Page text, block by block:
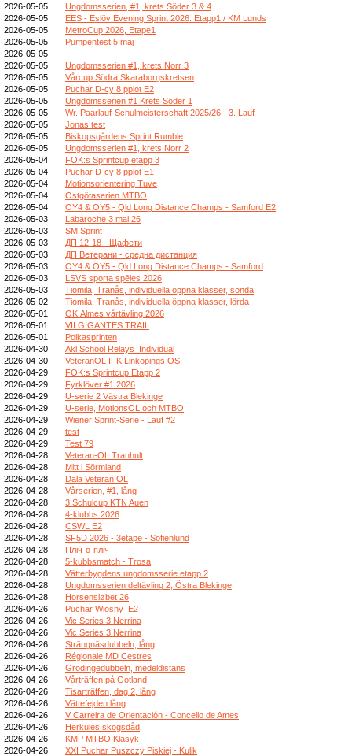
2026-05-05
Ungdomsserien, #1, krets Söder 3 & 4
2026-05-05
EES - Eslöv Evening Sprint 2026. Etapp1 / KM Lunds
2026-05-05
MetroCup 2026, Etape1
2026-05-05
Pumpentest 5 maj
2026-05-05
2026-05-05
Ungdomsserien #1, krets Norr 3
2026-05-05
Vårcup Södra Skaraborgskretsen
2026-05-05
Puchar D-cy 8 pplot E2
2026-05-05
Ungdomsserien #1 Krets Söder 1
2026-05-05
Wr. Paarlauf-Schulmeisterschaft 2025/26 - 3. Lauf
2026-05-05
Jonas test
2026-05-05
Biskopsgårdens Sprint Rumble
2026-05-05
Ungdomsserien #1, krets Norr 2
2026-05-04
FOK:s Sprintcup etapp 3
2026-05-04
Puchar D-cy 8 pplot E1
2026-05-04
Motionsorientering Tuve
2026-05-04
Östgötaserien MTBO
2026-05-04
OY4 & OY5 - Qld Long Distance Champs - Samford E2
2026-05-03
Labaroche 3 mai 26
2026-05-03
SM Sprint
2026-05-03
ДП 12-18 - Щафети
2026-05-03
ДП Ветерани - средна дистанция
2026-05-03
OY4 & OY5 - Qld Long Distance Champs - Samford
2026-05-03
LSVS sporta spēles 2026
2026-05-03
Tiomila, Tranås, individuella öppna klasser, sönda
2026-05-02
Tiomila, Tranås, individuella öppna klasser, lörda
2026-05-01
OK Älmes vårtävling 2026
2026-05-01
VII GIGANTES TRAIL
2026-05-01
Polkasprinten
2026-04-30
Akl School Relays_Individual
2026-04-30
VeteranOL IFK Linköpings OS
2026-04-29
FOK:s Sprintcup Etapp 2
2026-04-29
Fyrklöver #1 2026
2026-04-29
U-serie 2 Västra Blekinge
2026-04-29
U-serie, MotionsOL och MTBO
2026-04-29
Wiener Sprint-Serie - Lauf #2
2026-04-29
test
2026-04-29
Test 79
2026-04-28
Veteran-OL Tranhult
2026-04-28
Mitt i Sörmland
2026-04-28
Dala Veteran OL
2026-04-28
Vårserien, #1, lång
2026-04-28
3.Schulcup KTN Auen
2026-04-28
4-klubbs 2026
2026-04-28
CSWL E2
2026-04-28
SF5D 2026 - 3etape - Sofienlund
2026-04-28
Пліч-о-пліч
2026-04-28
5-kubbsmatch - Trosa
2026-04-28
Vätterbygdens ungdomsserie etapp 2
2026-04-28
Ungdomsserien deltävling 2, Östra Blekinge
2026-04-28
Horsensløbet 26
2026-04-26
Puchar Wiosny_E2
2026-04-26
Vic Series 3 Nerrina
2026-04-26
Vic Series 3 Nerrina
2026-04-26
Strängnäsdubbeln, lång
2026-04-26
Régionale MD Cestres
2026-04-26
Grödingedubbeln, medeldistans
2026-04-26
Vårträffen på Gotland
2026-04-26
Tisarträffen, dag 2, lång
2026-04-26
Vättefejden lång
2026-04-26
V Carreira de Orientación - Concello de Ames
2026-04-26
Herkules skogsdåd
2026-04-26
KMP MTBO Klasyk
2026-04-26
XXI Puchar Puszczy Piskiej - Kulik